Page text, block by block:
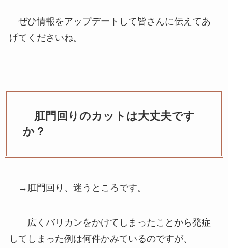
ぜひ情報をアップデートして皆さんに伝えてあ
げてくださいね。
肛門回りのカットは大丈夫です
か？
→肛門回り、迷うところです。
広くバリカンをかけてしまったことから発症
してしまった例は何件かみているのですが、